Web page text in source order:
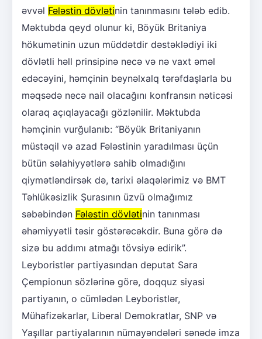
əvvəl Fələstin dövlətinin tanınmasını tələb edib.
Məktubda qeyd olunur ki, Böyük Britaniya
hökumətinin uzun müddətdir dəstəklədiyi iki
dövlətli həll prinsipinə necə və nə vaxt əməl
edəcəyini, həmçinin beynəlxalq tərəfdaşlarla bu
məqsədə necə nail olacağını konfransın nəticəsi
olaraq açıqlayacağı gözlənilir. Məktubda
həmçinin vurğulanıb: “Böyük Britaniyanın
müstəqil və azad Fələstinin yaradılması üçün
bütün səlahiyyətlərə sahib olmadığını
qiymətləndirsək də, tarixi əlaqələrimiz və BMT
Təhlükəsizlik Şurasının üzvü olmağımız
səbəbindən Fələstin dövlətinin tanınması
əhəmiyyətli təsir göstərəcəkdir. Buna görə də
sizə bu addımı atmağı tövsiyə edirik”.
Leyboristlər partiyasından deputat Sara
Çempionun sözlərinə görə, doqquz siyasi
partiyanın, o cümlədən Leyboristlər,
Mühafizəkarlar, Liberal Demokratlar, SNP və
Yaşıllar partiyalarının nümayəndələri sənədə imza